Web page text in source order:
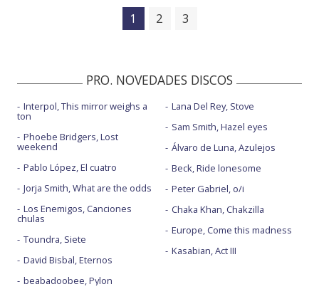
1 2 3
PRO. NOVEDADES DISCOS
Interpol, This mirror weighs a
ton
Phoebe Bridgers, Lost
weekend
Pablo López, El cuatro
Jorja Smith, What are the odds
Los Enemigos, Canciones
chulas
Toundra, Siete
David Bisbal, Eternos
beabadoobee, Pylon
Lana Del Rey, Stove
Sam Smith, Hazel eyes
Álvaro de Luna, Azulejos
Beck, Ride lonesome
Peter Gabriel, o/i
Chaka Khan, Chakzilla
Europe, Come this madness
Kasabian, Act III